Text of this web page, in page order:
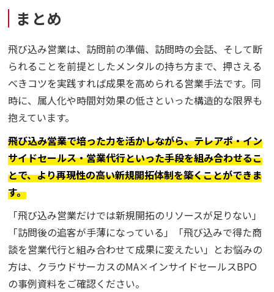
まとめ
飛び込み営業は、訪問前の準備、訪問時の会話、そして断
られることを前提としたメンタルの持ち方まで、押さえる
べきコツを実践すれば成果を高められる営業手法です。同
時に、属人化や時間対効果の低さといった構造的な限界も
抱えています。
飛び込み営業で培った力を活かしながら、テレアポ・イン
サイドセールス・営業代行といった手段を組み合わせるこ
とで、より再現性の高い新規開拓体制を築くことができま
す。
「飛び込み営業だけでは新規開拓のリソースが足りない」
「訪問後の追客が手薄になっている」「飛び込みで得た商
談を営業代行と組み合わせて成果に変えたい」とお悩みの
方は、クラウドサーカスのMA×インサイドセールスBPO
の事例資料をご確認ください。